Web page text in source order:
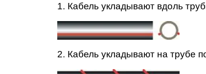
1. Кабель укладывают вдоль
2. Кабель укладывают на трубе